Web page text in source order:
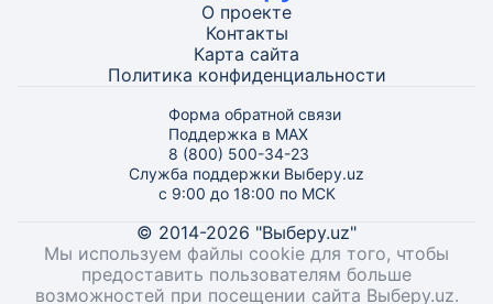
О проекте
Контакты
Карта сайта
Политика конфиденциальности
Форма обратной связи
Поддержка в MAX
8 (800) 500-34-23
Служба поддержки Выберу.uz
с 9:00 до 18:00 по МСК
© 2014-2026 "Выберу.uz"
Мы используем файлы cookie для того, чтобы
предоставить пользователям больше
возможностей при посещении сайта Выберу.uz.